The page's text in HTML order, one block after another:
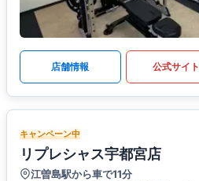
店舗情報 公式サイト
キャンペーン中
リプレシャス宇都宮店
江曽島駅から車で11分